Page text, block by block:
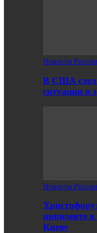
Новости России
В США
ситуации в
Новости России
инциденте
Киеву